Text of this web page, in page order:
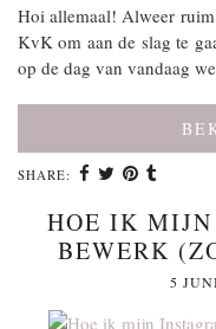
Hoi allemaal! Alweer
KvK om aan de slag te
op de dag van vandaag
SHARE:
HOE IK MIJN
BEWERK
5